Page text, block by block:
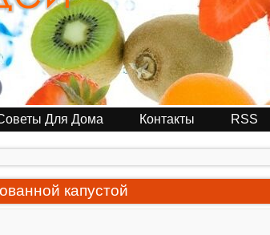
Для Дома Контакты RSS
капустой